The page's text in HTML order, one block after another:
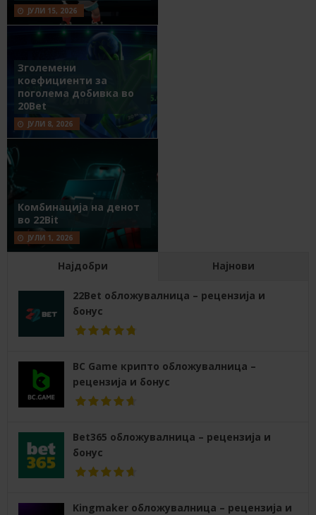
ЈУЛИ 15, 2026
Зголемени
коефициенти за
поголема добивка во
20Bet
ЈУЛИ 8, 2026
Комбинација на денот
во 22Bit
ЈУЛИ 1, 2026
Најдобри Најнови
22Bet обложувалница – рецензија и
бонус
BC Game крипто обложувалница –
рецензија и бонус
Bet365 обложувалница – рецензија и
бонус
Kingmaker обложувалница – рецензија и